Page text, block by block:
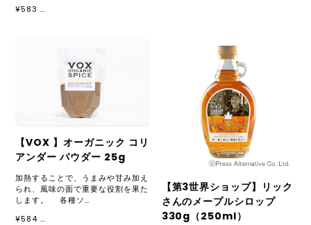
¥583 …
【VOX 】オーガニック コリ
アンダー パウダー 25g
加熱することで、うまみや甘み加え
られ、風味の面で重要な役割を果た
します。 各種ソ…
¥584 …
【第3世界ショップ】リック
さんのメープルシロップ
330g（250ml）